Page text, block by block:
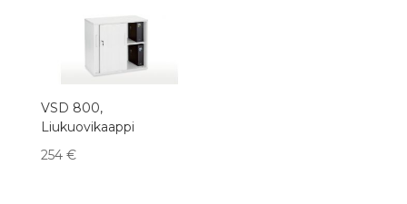
VSD 800,
Liukuovikaappi
254 €